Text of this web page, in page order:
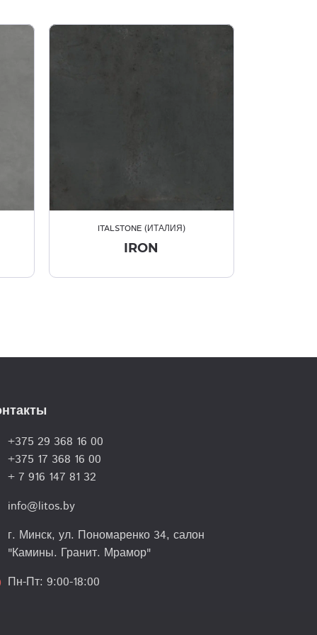
ITALSTONE (ИТАЛИЯ)
IRON
+375 29 368 16 00
+375 17 368 16 00
+ 7 916 147 81 32
info@litos.by
г. Минск, ул. Пономаренко 34, салон
"Камины. Гранит. Мрамор"
Пн-Пт: 9:00-18:00